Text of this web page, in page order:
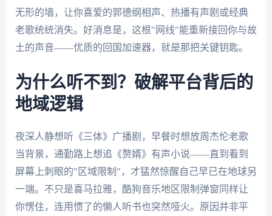
无形的墙，让你喜爱的郭德纲相声、热播有声剧或经典
老歌统统消失。好消息是，这根"网线"能重新接回你与故
土的声音——优质的回国加速器，就是那把关键钥匙。
为什么听不到？破解平台背后的
地域逻辑
夜深人静想听《三体》广播剧，早餐时想放周杰伦老歌
当背景，通勤路上想追《赘婿》有声小说——直到看到
屏幕上刺眼的"区域限制"，才猛然惊醒自己早已在地球另
一端。不只是喜马拉雅，酷狗音乐地区限制弹窗同样让
你愣住，连用惯了的懒人听书也突然哑火。原因并非平